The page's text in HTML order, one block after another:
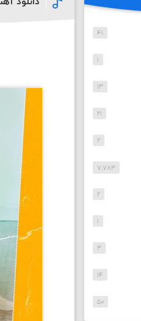
۴۱
۱
۱۳
۲۱
۲
۷,۷۸۳
۲
۱
۳
۱۴
۵۰